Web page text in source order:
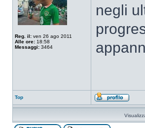
Reg. il: ven 26 ago 2011
Alle ore: 18:58
Messaggi: 3464
negli
Top